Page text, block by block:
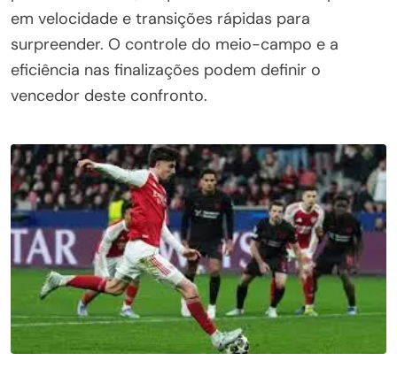
em velocidade e transições rápidas para
surpreender. O controle do meio-campo e a
eficiência nas finalizações podem definir o
vencedor deste confronto.